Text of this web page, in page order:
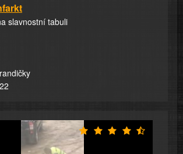
slavnostní tabuli